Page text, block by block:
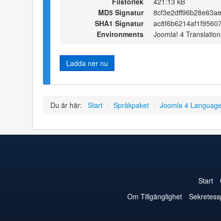
MD5 Signatur
SHA1 Signatur
Environments
Joomla! 4
Ladda ner nu
Du är här: Start / Språkpaket / Joomla 4
Start
Om Tillgänglighet